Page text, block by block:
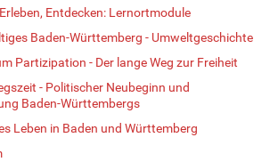
Entdecken: Lernortmodule
Baden-Württemberg - Umweltgeschichte
Partizipation - Der lange Weg zur Freiheit
- Politischer Neubeginn und
Baden-Württembergs
Leben in Baden und Württemberg